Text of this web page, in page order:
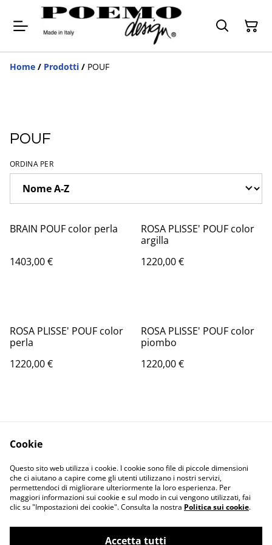
Home / Prodotti / POUF
POUF
ORDINA PER
BRAIN POUF color perla
1403,00 €
ROSA PLISSE' POUF color
argilla
1220,00 €
ROSA PLISSE' POUF color
perla
1220,00 €
ROSA PLISSE' POUF color
piombo
1220,00 €
Contact Us
Legal Terms
Privacy Policy
Cookie Policy
Cookie
Questo sito web utilizza i cookie. I cookie sono file di piccole dimensioni
che ci aiutano a capire come gli utenti utilizzano i nostri servizi,
permettendoci di migliorare ulteriormente la loro esperienza. Per
maggiori informazioni sui cookie e sul modo in cui vengono utilizzati, fai
clic su "Impostazioni dei cookie". Consulta la nostra Politica sui cookie.
Accetta tutti